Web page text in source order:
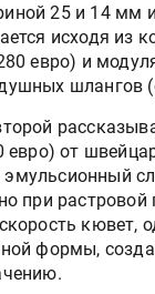
25 и 14 мм
исходя из
евро) и
шлангов
евро) от
при растровой
кювет,
формы,